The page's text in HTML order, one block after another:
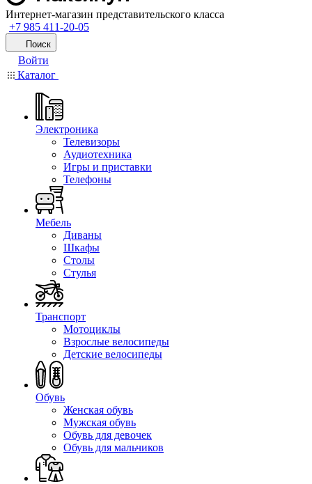
Интернет-магазин представительского класса
+7 985 411-20-05
Поиск
Войти
Каталог
Электроника
Телевизоры
Аудиотехника
Игры и приставки
Телефоны
Мебель
Диваны
Шкафы
Столы
Стулья
Транспорт
Мотоциклы
Взрослые велосипеды
Детские велосипеды
Обувь
Женская обувь
Мужская обувь
Обувь для девочек
Обувь для мальчиков